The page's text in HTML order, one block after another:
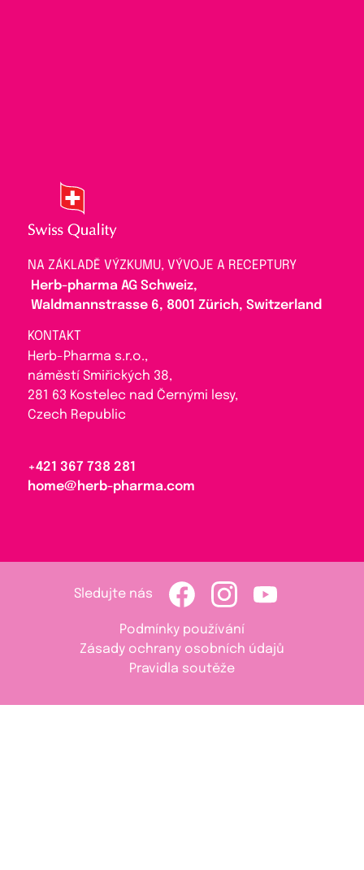
NA ZÁKLADĚ VÝZKUMU, VÝVOJE A RECEPTURY
Herb-pharma AG Schweiz,
Waldmannstrasse 6, 8001 Zürich, Switzerland
KONTAKT
Herb-Pharma s.r.o.,
náměstí Smiřických 38,
281 63 Kostelec nad Černými lesy,
Czech Republic
+421 367 738 281
home@herb-pharma.com
Sledujte nás
Podmínky používání
Zásady ochrany osobních údajů
Pravidla soutěže